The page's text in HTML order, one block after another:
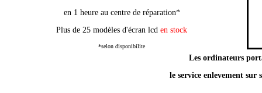
en 1 heure au centre de réparation*
Plus de 25 modèles d'écran lcden stock
*selon disponibilite
Les ordinateurs
le service enlevement